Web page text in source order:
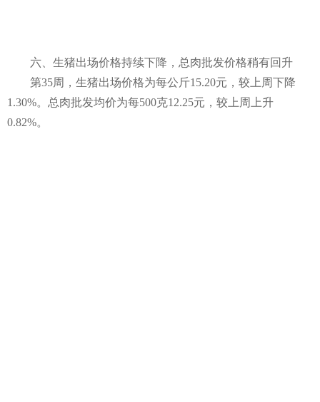
六、生猪出场价格持续下降，总肉批发价格稍有回升
第35周，生猪出场价格为每公斤15.20元，较上周下降
1.30%。总肉批发均价为每500克12.25元，较上周上升
0.82%。